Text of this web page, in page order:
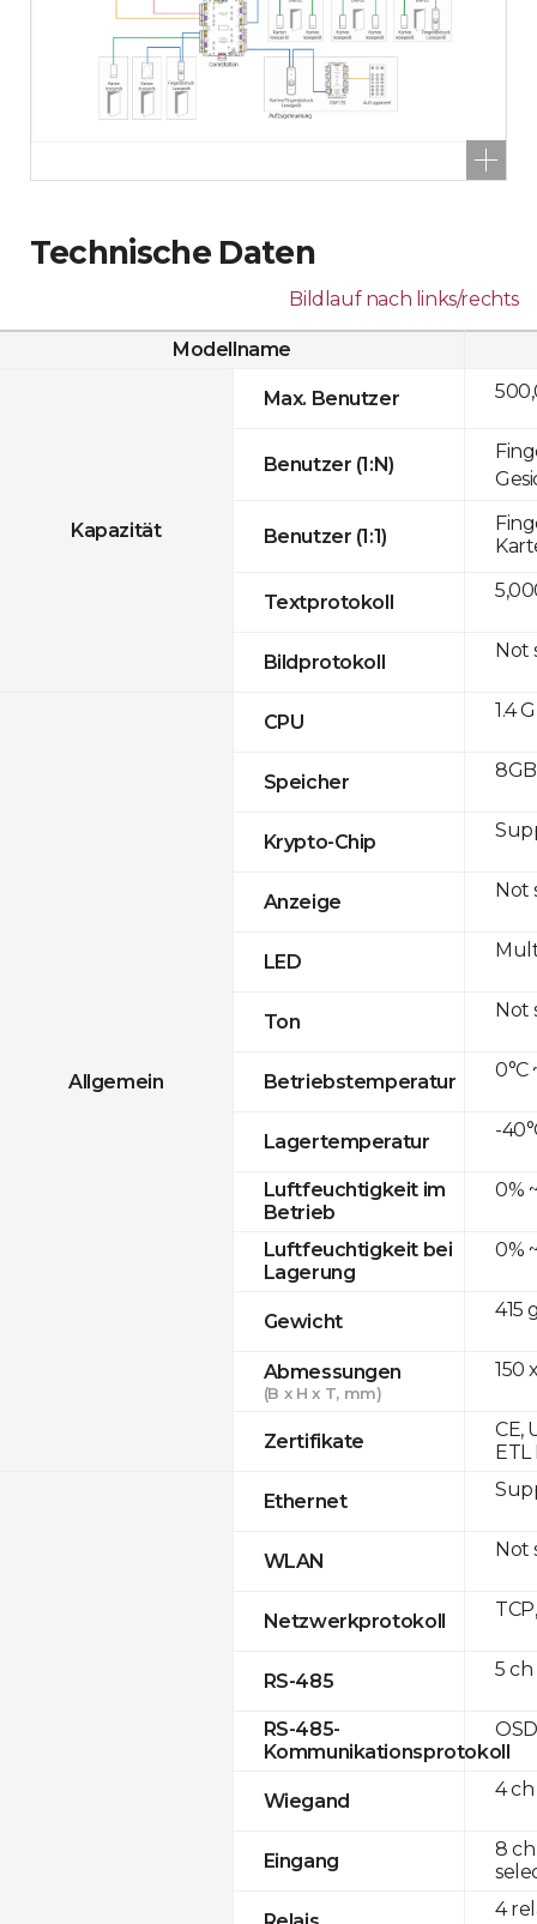
Technische Daten
Bildlauf nach links/rechts
Modellname
Kapazität
Max. Benutzer
Benutzer (1:N)
Benutzer (1:1)
Textprotokoll
Bildprotokoll
Allgemein
CPU
Speicher
Krypto-Chip
Anzeige
LED
Ton
Betriebstemperatur
Lagertemperatur
Luftfeuchtigkeit im
Betrieb
Luftfeuchtigkeit bei
Lagerung
Gewicht
Abmessungen
(B x H x T, mm)
Zertifikate
Ethernet
WLAN
Netzwerkprotokoll
RS-485
RS-485-
Kommunikationsprotokoll
Wiegand
Eingang
Not
1.4
Not
Not
0°C
-
0%
0%
415
150
CE,
ETL
Not
5 ch
4 ch
8
4